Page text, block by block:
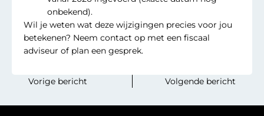
onbekend).
Wil je weten wat deze wijzigingen precies voor jou
betekenen? Neem contact op met een fiscaal
adviseur of plan een gesprek.
‎ ‎ ‎ ‎ ‎ ‎ ‎ ‎Vorige bericht Volgende bericht‎ ‎ ‎‎ ‎ ‎‎ ‎‎ ‎ ‎